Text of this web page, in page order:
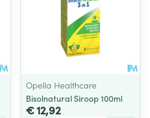
Opella Healthcare
Bisolnatural Siroop 100ml
€ 12,92